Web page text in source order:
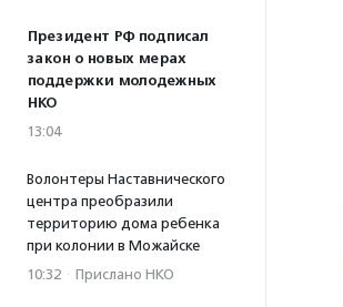
Президент РФ подписал
закон о новых мерах
поддержки молодежных
НКО
13:04
Волонтеры Наставнического
центра преобразили
территорию дома ребенка
при колонии в Можайске
10:32 · Прислано НКО